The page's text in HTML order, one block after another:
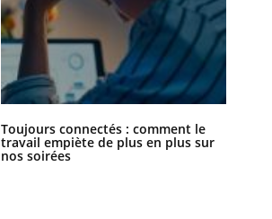
Toujours connectés : comment le
travail empiète de plus en plus sur
nos soirées